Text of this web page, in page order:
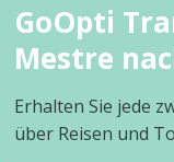
GoOpti
Mestre
Erhalten Sie jede
über Reisen und